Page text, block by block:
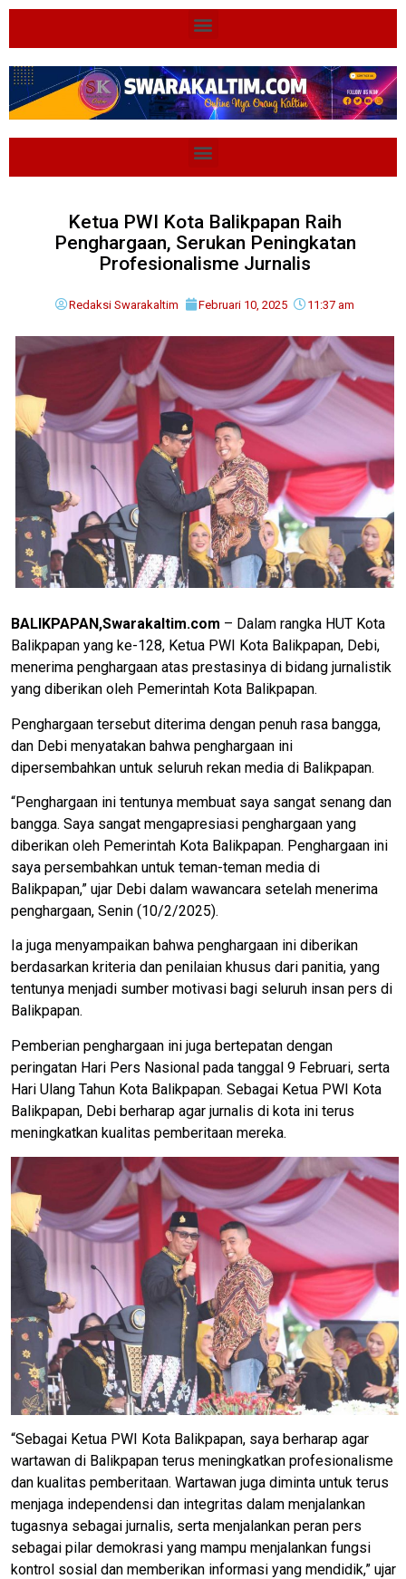
Ketua PWI Kota Balikpapan Raih
Penghargaan, Serukan Peningkatan
Profesionalisme Jurnalis
Redaksi Swarakaltim Februari 10, 2025 11:37 am
BALIKPAPAN,Swarakaltim.com – Dalam rangka HUT Kota
Balikpapan yang ke-128, Ketua PWI Kota Balikpapan, Debi,
menerima penghargaan atas prestasinya di bidang jurnalistik
yang diberikan oleh Pemerintah Kota Balikpapan.
Penghargaan tersebut diterima dengan penuh rasa bangga,
dan Debi menyatakan bahwa penghargaan ini
dipersembahkan untuk seluruh rekan media di Balikpapan.
“Penghargaan ini tentunya membuat saya sangat senang dan
bangga. Saya sangat mengapresiasi penghargaan yang
diberikan oleh Pemerintah Kota Balikpapan. Penghargaan ini
saya persembahkan untuk teman-teman media di
Balikpapan,” ujar Debi dalam wawancara setelah menerima
penghargaan, Senin (10/2/2025).
Ia juga menyampaikan bahwa penghargaan ini diberikan
berdasarkan kriteria dan penilaian khusus dari panitia, yang
tentunya menjadi sumber motivasi bagi seluruh insan pers di
Balikpapan.
Pemberian penghargaan ini juga bertepatan dengan
peringatan Hari Pers Nasional pada tanggal 9 Februari, serta
Hari Ulang Tahun Kota Balikpapan. Sebagai Ketua PWI Kota
Balikpapan, Debi berharap agar jurnalis di kota ini terus
meningkatkan kualitas pemberitaan mereka.
“Sebagai Ketua PWI Kota Balikpapan, saya berharap agar
wartawan di Balikpapan terus meningkatkan profesionalisme
dan kualitas pemberitaan. Wartawan juga diminta untuk terus
menjaga independensi dan integritas dalam menjalankan
tugasnya sebagai jurnalis, serta menjalankan peran pers
sebagai pilar demokrasi yang mampu menjalankan fungsi
kontrol sosial dan memberikan informasi yang mendidik,” ujar